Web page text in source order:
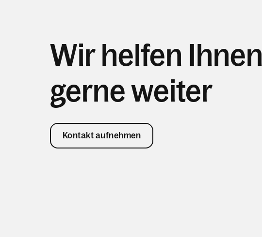
Wir helfen Ihnen
gerne weiter
Kontakt aufnehmen